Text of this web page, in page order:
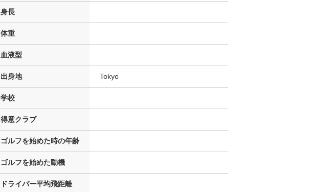
身長
体重
血液型
出身地 Tokyo
学校
得意クラブ
ゴルフを始めた時の年齢
ゴルフを始めた動機
ドライバー平均飛距離